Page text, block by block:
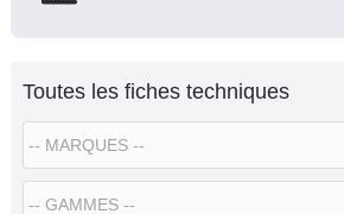
Toutes les fiches techniques